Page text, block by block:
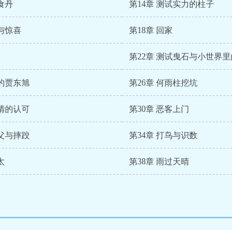
丹 第14章 测试实力的柱子
惊喜 第18章 回家
第22章 测试曳石与小世界
贾东旭 第26章 何雨柱挖坑
的认可 第30章 恶客上门
与摔跤 第34章 打鸟与识数
第38章 雨过天晴